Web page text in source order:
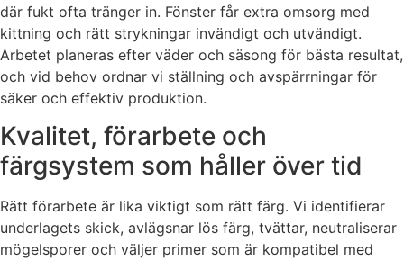
där fukt ofta tränger in. Fönster får extra omsorg med
kittning och rätt strykningar invändigt och utvändigt.
Arbetet planeras efter väder och säsong för bästa resultat,
och vid behov ordnar vi ställning och avspärrningar för
säker och effektiv produktion.
Kvalitet, förarbete och
färgsystem som håller över tid
Rätt förarbete är lika viktigt som rätt färg. Vi identifierar
underlagets skick, avlägsnar lös färg, tvättar, neutraliserar
mögelsporer och väljer primer som är kompatibel med